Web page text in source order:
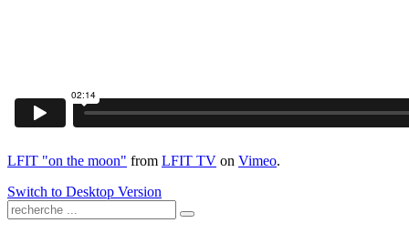
LFIT "on the moon" from LFIT TV on Vimeo.
Switch to Desktop Version